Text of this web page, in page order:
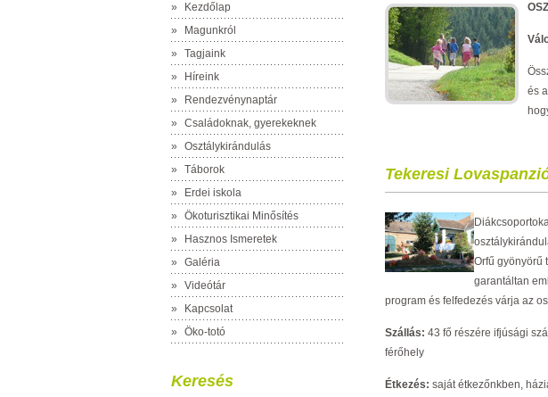
»
Kezdőlap
»
Magunkról
»
Tagjaink
»
Híreink
»
Rendezvénynaptár
»
Családoknak, gyerekeknek
»
Osztálykirándulás
»
Táborok
»
Erdei iskola
»
Ökoturisztikai Minősítés
»
Hasznos Ismeretek
»
Galéria
»
Videótár
»
Kapcsolat
»
Öko-totó
Keresés
és
Tekeresi
Orfű gyönyörű
garantáltan
program és felfedezés várja az
Szállás: 43 fő részére ifjúsági
férőhely
Étkezés: saját étkezőnkben,